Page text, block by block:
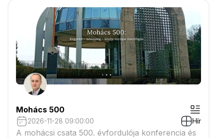
Mohács 500
2026-11-28 09:00:00 Hír
A mohácsi csata 500. évfordulója konferencia és